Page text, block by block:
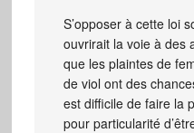
S’opposer à cette loi
ouvrirait la voie à
que les plaintes de
de viol ont des
est difficile de faire la
pour particularité